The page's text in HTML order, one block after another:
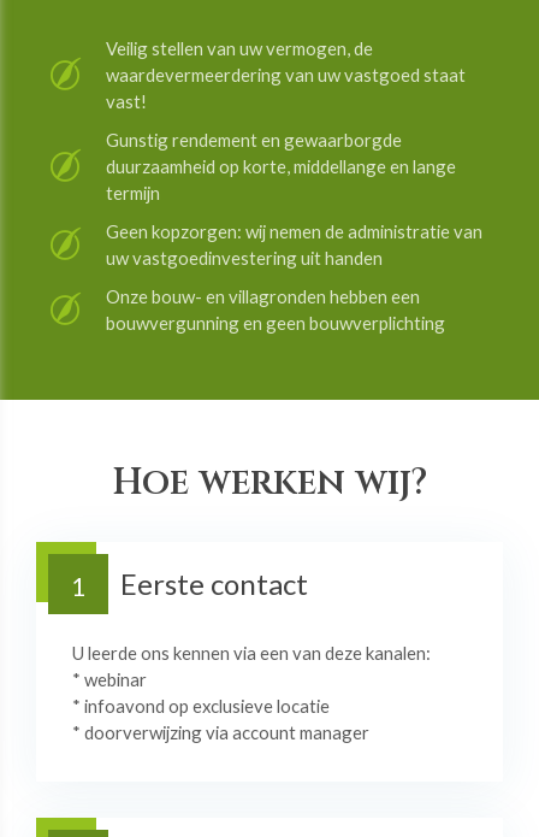
Veilig stellen van uw vermogen, ​​​​​de
waardevermeerdering van uw vastgoed staat
vast!
Gunstig rendement en gewaarborgde
duurzaamheid op korte, middellange en lange
termijn
Geen kopzorgen: wij nemen de administratie van
uw vastgoedinvestering uit handen
Onze bouw- en villagronden hebben een
bouwvergunning en geen bouwverplichting
Hoe werken wij?
1 Eerste contact
U leerde ons kennen via een van deze kanalen:
* webinar
* infoavond op exclusieve locatie
* doorverwijzing via account manager